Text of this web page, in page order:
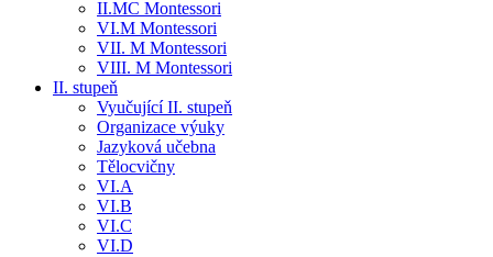
II.MC Montessori
VI.M Montessori
VII. M Montessori
VIII. M Montessori
II. stupeň
Vyučující II. stupeň
Organizace výuky
Jazyková učebna
Tělocvičny
VI.A
VI.B
VI.C
VI.D